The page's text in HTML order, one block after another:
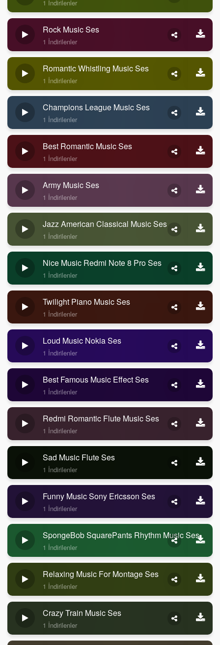
1 İndirilenler
Rock Music Ses
1 İndirilenler
Romantic Whistling Music Ses
1 İndirilenler
Champions League Music Ses
1 İndirilenler
Best Romantic Music Ses
1 İndirilenler
Army Music Ses
1 İndirilenler
Jazz American Classical Music Ses
1 İndirilenler
Nice Music Redmi Note 8 Pro Ses
1 İndirilenler
Twilight Piano Music Ses
1 İndirilenler
Loud Music Nokia Ses
1 İndirilenler
Best Famous Music Effect Ses
1 İndirilenler
Redmi Romantic Flute Music Ses
1 İndirilenler
Sad Music Flute Ses
1 İndirilenler
Funny Music Sony Ericsson Ses
1 İndirilenler
SpongeBob SquarePants Rhythm Music Ses
1 İndirilenler
Relaxing Music For Montage Ses
1 İndirilenler
Crazy Train Music Ses
1 İndirilenler